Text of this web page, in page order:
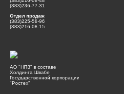
(383)236-77-31
Отдел продаж
(383)225-58-96
(383)216-08-15
АО "НПЗ" в составе
Холдинга Швабе
Государственной корпорации
"Ростех"